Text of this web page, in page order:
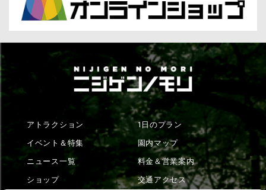
アトラクション
イベント＆特集
ニュース一覧
ショップ
1日のプラン
園内マップ
料金＆営業案内
交通アクセス